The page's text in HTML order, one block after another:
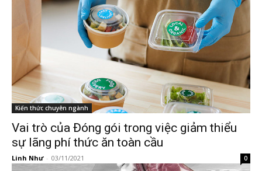
Kiến thức chuyên ngành
Vai trò của Đóng gói trong việc giảm thiểu
sự lãng phí thức ăn toàn cầu
Linh Như - 03/11/2021 0